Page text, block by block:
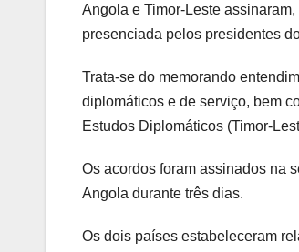
Angola e Timor-Leste
presenciada pelos presidentes
Trata-se do memorando
diplomáticos e de serviço, bem
Estudos Diplomáticos (Timor-
Os acordos foram assinados na
Angola durante três dias.
Os dois países estabeleceram